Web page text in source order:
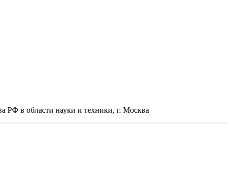
РФ в области науки и техники, г. Москва